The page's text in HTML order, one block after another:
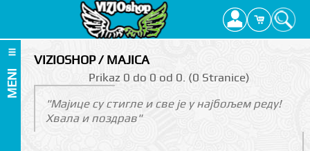
MENI
VIZIOSHOP / MAJICA
Prikаz 0 do 0 оd 0. (0 Strаnicе)
"Мајице су стигле и све је у најбољем реду!
Хвала и поздрав"